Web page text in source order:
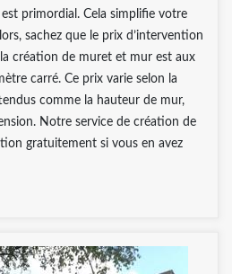
primordial. Cela simplifie votre
sachez que le prix d’intervention
création de muret et mur est aux
carré. Ce prix varie selon la
comme la hauteur de mur,
Notre service de création de
gratuitement si vous en avez